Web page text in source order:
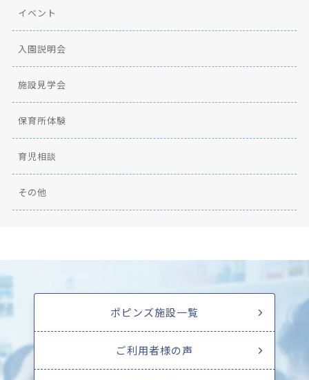
イベント
入園説明会
施設見学会
保育所体験
育児相談
その他
ポピンズ施設一覧
ご利用者様の声